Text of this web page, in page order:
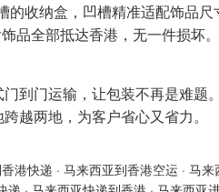
收纳盒，凹槽精准适配饰品
品全部抵达香港，无一件损坏
到门运输，让包装不再是难题
越两地，为客户省心又省力。
港快递 · 马来西亚到香港空运 · 马来